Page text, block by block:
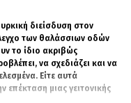
διείσδυση στον
των θαλάσσιων οδών
το ίδιο ακριβώς
να σχεδιάζει και να
Είτε αυτά
επέκταση μιας γειτονικής